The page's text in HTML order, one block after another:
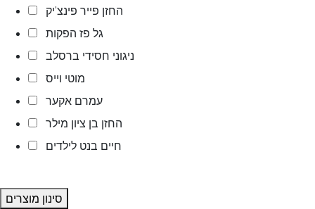
החזן פייר פינצ'יק
גל פז הפקות
ניגוני חסידי ברסלב
מוטי וייס
עמרם אקער
החזן בן ציון מילר
חיים בנט לילדים
סינון מוצרים